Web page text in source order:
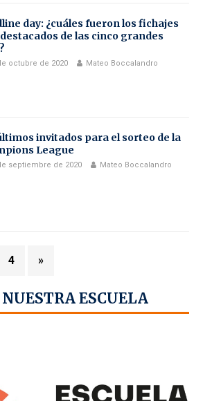
day: ¿cuáles fueron los fichajes
de las cinco grandes
octubre de 2020 Mateo Boccalandro
invitados para el sorteo de la
League
septiembre de 2020 Mateo Boccalandro
4 »
ESCUELA